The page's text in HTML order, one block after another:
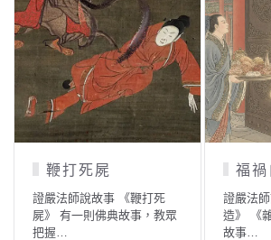
鞭打死屍
證嚴法師說故事 《鞭打死
屍》 有一則佛典故事，教眾
把握…
福禍
證嚴法
造》 《
故事…